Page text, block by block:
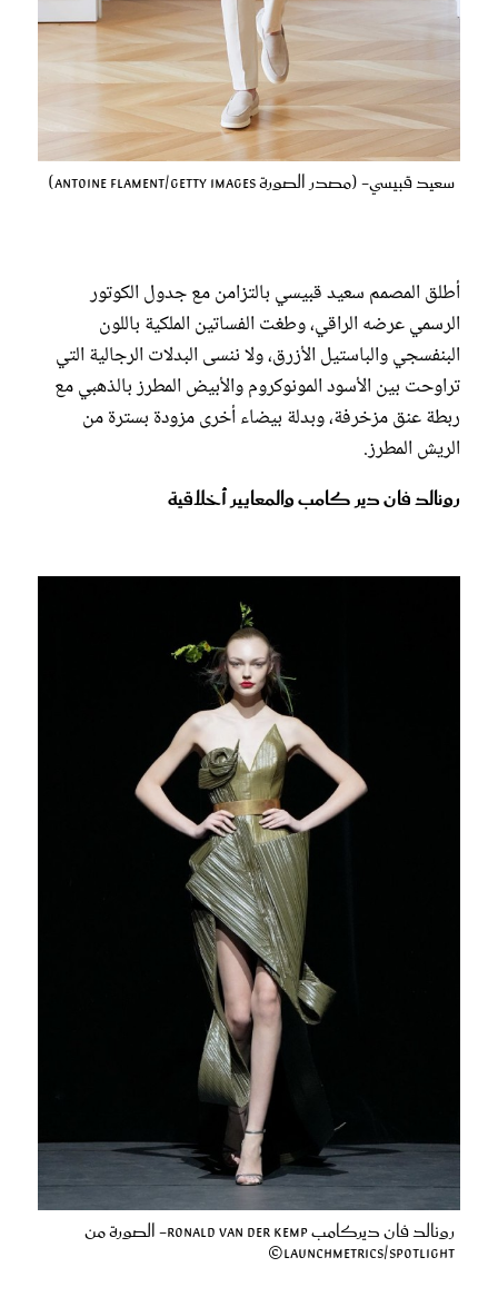
سعيد قبيسي- (مصدر الصورة Antoine Flament/Getty Images)
أطلق المصمم سعيد قبيسي بالتزامن مع جدول الكوتور
الرسمي عرضه الراقي، وطغت الفساتين الملكية باللون
البنفسجي والباستيل الأزرق، ولا ننسى البدلات الرجالية التي
تراوحت بين الأسود المونوكروم والأبيض المطرز بالذهبي مع
ربطة عنق مزخرفة، وبدلة بيضاء أخرى مزودة بسترة من
الريش المطرز.
رونالد فان دير كامب والمعايير أخلاقية
رونالد فان ديركامب Ronald Van Der Kemp- الصورة من
Launchmetrics/Spotlight©